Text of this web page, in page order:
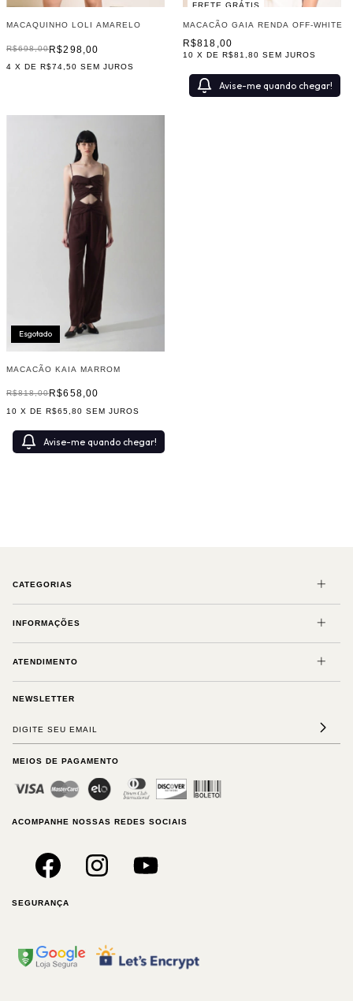
MACAQUINHO LOLI AMARELO
R$298,00
R$698,00
4 X DER$74,50 SEM JUROS
FRETE GRÁTIS
MACACÃO GAIA RENDA OFF-WHITE
R$818,00
10 X DE R$81,80 SEM JUROS
Avise-me quando chegar!
Esgotado
MACACÃO KAIA MARROM
R$658,00
R$818,00
10 X DER$65,80 SEM JUROS
Avise-me quando chegar!
CATEGORIAS
INFORMAÇÕES
ATENDIMENTO
NEWSLETTER
MEIOS DE PAGAMENTO
ACOMPANHE NOSSAS REDES SOCIAIS
SEGURANÇA